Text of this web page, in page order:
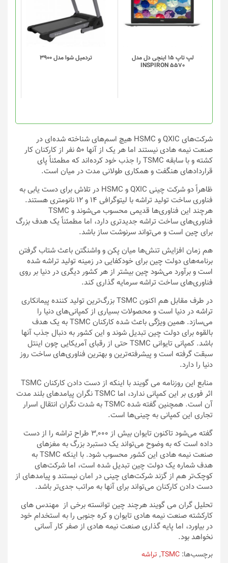
لپ تاپ 15 اینچی دل مدل
INSPIRON 5570
تردميل شوا مدل 3900
شرکت‌های QXIC و HSMC هیچ اسم‌های شناخته شده‌ای در
صنعت نیمه هادی نیستند اما هر یک از آنها 50 نفر از کارکنان کار
کشته و با سابقه TSMC را جذب خود کرده‌اند که مطمئناً پای
قراردادهای هنگفت و همکاری طولانی مدت در میان است.
ظاهراً دو شرکت چینی QXIC و HSMC در تلاش برای دست یابی به
فناوری ساخت تولید تراشه با لیتوگرافی 14 و 12 نانومتری هستند.
هرچند این فناوری‌ها قدیمی محسوب می‌شوند و TSMC
فناوری‌های ساخت تراشه جدیدتری دارد، اما مطمئناً یک هدف بزرگ
برای چین است و می‌تواند سرنوشت ساز باشد.
هم زمان افزایش تنش‌ها میان پکن و واشنگتن باعث شتاب گرفتن
برنامه‌های دولت چین برای خودکفایی در زمینه تولید تراشه شده
است و برآورد می‌شود چین بیشتر از هر کشور دیگری در دنیا بر روی
فناوری‌های ساخت تراشه سرمایه گذاری کند.
در طرف مقابل هم اکنون TSMC بزرگ‌ترین تولید کننده پیمانکاری
تراشه در دنیا است و محصولات بسیاری از کمپانی‌های دنیا را
می‌سازد. همین ویژگی باعث شده کارکنان TSMC به یک هدف
بالقوه برای دولت چین تبدیل شوند و این کشور به دنبال جذب آنها
باشد. کمپانی تایوانی TSMC حتی از رقبای آمریکایی چون اینتل
سبقت گرفته است و پیشرفته‌ترین و بهترین فناوری‌های ساخت روز
دنیا را دارد.
منابع این روزنامه می گویند با اینکه از دست دادن کارکنان TSMC
اثر فوری بر این کمپانی ندارد، اما TSMC نگران پیامدهای بلند مدت
آن است. همچنین گفته شده TSMC به شدت نگران انتقال اسرار
تجاری این کمپانی به چینی‌ها است.
گفته می‌شود تاکنون تایوان بیش از 3,000 طراح تراشه را از دست
داده است که به وضوح می‌تواند یک دستبرد بزرگ به مغزهای
صنعت نیمه هادی این کشور محسوب شود. با اینکه TSMC به
هدف شماره یک دولت چین تبدیل شده است، اما شرکت‌های
کوچک‌تر هم از گزند شرکت‌های چینی در امان نیستند و پیامدهای از
دست دادن کارکنان می‌تواند برای آنها به مراتب جدی‌تر باشد.
تحلیل گران می گویند هرچند چین توانسته برخی از مهندس های
کارکشته صنعت نیمه هادی تایوان و کره جنوبی را به استخدام خود
در بیاورد، اما پایه گذاری صنعت نیمه هادی از صفر کار آسانی
نخواهد بود.
برچسب‌ها: TSMC
, تراشه